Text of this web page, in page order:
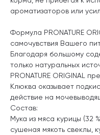
ароматизаторов или
Формула PRONATURE
самочувствия Вашего
Благодаря большому
только натуральных
PRONATURE ORIGINAL
Клюква оказывает
действие на
Состав:
Мука из мяса курицы (32
сушеная мякоть свеклы,